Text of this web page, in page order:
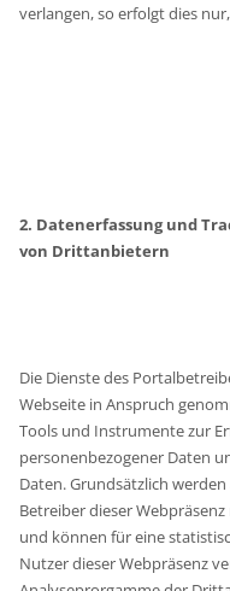
verlangen, so erfolgt dies
2. Datenerfassung und
von Drittanbietern
Die Dienste des
Webseite in Anspruch
Tools und Instrumente zur
personenbezogener Daten
Daten. Grundsätzlich
Betreiber dieser
und können für eine
Nutzer dieser Webpräsenz